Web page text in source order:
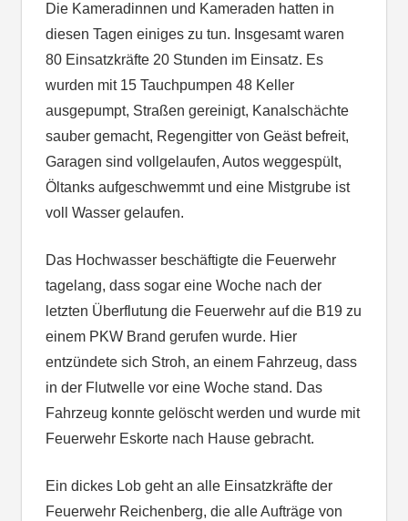
Die Kameradinnen und Kameraden hatten in
diesen Tagen einiges zu tun. Insgesamt waren
80 Einsatzkräfte 20 Stunden im Einsatz. Es
wurden mit 15 Tauchpumpen 48 Keller
ausgepumpt, Straßen gereinigt, Kanalschächte
sauber gemacht, Regengitter von Geäst befreit,
Garagen sind vollgelaufen, Autos weggespült,
Öltanks aufgeschwemmt und eine Mistgrube ist
voll Wasser gelaufen.
Das Hochwasser beschäftigte die Feuerwehr
tagelang, dass sogar eine Woche nach der
letzten Überflutung die Feuerwehr auf die B19 zu
einem PKW Brand gerufen wurde. Hier
entzündete sich Stroh, an einem Fahrzeug, dass
in der Flutwelle vor eine Woche stand. Das
Fahrzeug konnte gelöscht werden und wurde mit
Feuerwehr Eskorte nach Hause gebracht.
Ein dickes Lob geht an alle Einsatzkräfte der
Feuerwehr Reichenberg, die alle Aufträge von